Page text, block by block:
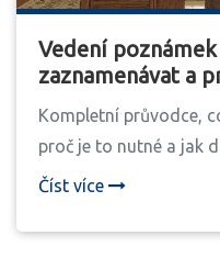
Vedení
zaznamenávat a
Kompletní průvodce,
proč je to nutné a jak
Číst více